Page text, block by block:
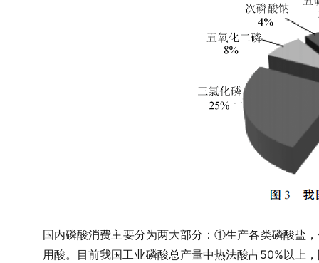
国内磷酸消费主要分为两大部分：①生产各类磷酸盐
用酸。目前我国工业磷酸总产量中热法酸占50%以上